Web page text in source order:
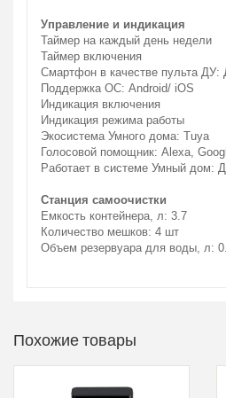
Управление и индикация
Таймер на каждый день недели
Таймер включения
Смартфон в качестве пульта ДУ:
Поддержка ОС: Android/ iOS
Индикация включения
Индикация режима работы
Экосистема Умного дома: Tuya
Голосовой помощник: Alexa,
Работает в системе Умный дом:
Станция самоочистки
Емкость контейнера, л: 3.7
Количество мешков: 4 шт
Объем резервуара для воды, л:
Похожие товары